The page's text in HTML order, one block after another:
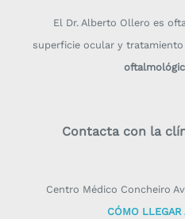
El Dr. Alberto Ollero es
superficie ocular y
Contacta con la
Centro Médico Concheiro
CÓMO LLEGAR